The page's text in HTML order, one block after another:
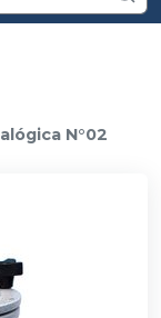
N°02